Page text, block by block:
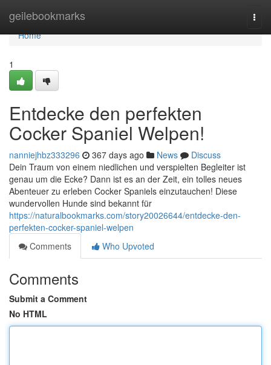
geilebookmarks
Home
Home
1
Entdecke den perfekten
Cocker Spaniel Welpen!
nanniejhbz333296 367 days ago News
Discuss
Dein Traum von einem niedlichen und verspielten Begleiter ist
genau um die Ecke? Dann ist es an der Zeit, ein tolles neues
Abenteuer zu erleben Cocker Spaniels einzutauchen! Diese
wundervollen Hunde sind bekannt für
https://naturalbookmarks.com/story20026644/entdecke-den-
perfekten-cocker-spaniel-welpen
Comments
Who Upvoted
Comments
Submit a Comment
No HTML